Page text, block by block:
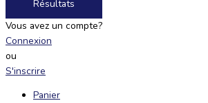
Résultats
Vous avez un compte?
Connexion
ou
S'inscrire
Panier